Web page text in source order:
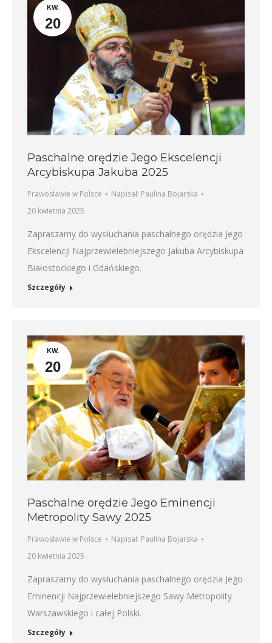
KW.
20
Paschalne orędzie Jego Ekscelencji
Arcybiskupa Jakuba 2025
Prawosławie w Polsce Napisał: Paulina Bojarska
20 kwietnia 2025
Zapraszamy do wysłuchania paschalnego orędzia Jego
Ekscelencji Najprzewielebniejszego Jakuba Arcybiskupa
Białostockiego i Gdańskiego.
Szczegóły
KW.
20
Paschalne orędzie Jego Eminencji
Metropolity Sawy 2025
Prawosławie w Polsce Napisał: Paulina Bojarska
20 kwietnia 2025
Zapraszamy do wysłuchania paschalnego orędzia Jego
Eminencji Najprzewielebniejszego Sawy Metropolity
Warszawskiego i całej Polski.
Szczegóły